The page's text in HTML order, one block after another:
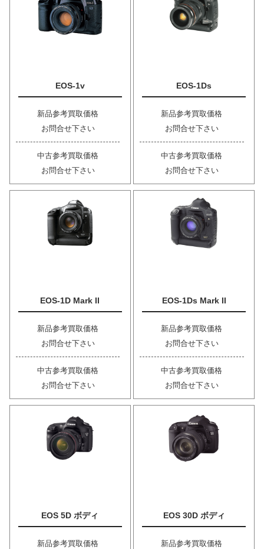
EOS-1v
新品参考買取価格
お問合せ下さい
中古参考買取価格
お問合せ下さい
EOS-1Ds
新品参考買取価格
お問合せ下さい
中古参考買取価格
お問合せ下さい
EOS-1D Mark II
新品参考買取価格
お問合せ下さい
中古参考買取価格
お問合せ下さい
EOS-1Ds Mark II
新品参考買取価格
お問合せ下さい
中古参考買取価格
お問合せ下さい
EOS 5D ボディ
新品参考買取価格
EOS 30D ボディ
新品参考買取価格